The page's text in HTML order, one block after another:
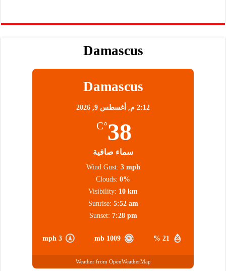
Damascus
Damascus
2:12 م, أغسطس 9, 2026
38
°C
سماء صافية
21 %
1009 mb
3 mph
Wind Gust: 3 mph
Clouds: 0%
Visibility: 10 km
Sunrise: 5:52 am
Sunset: 7:28 pm
Weather from OpenWeatherMap